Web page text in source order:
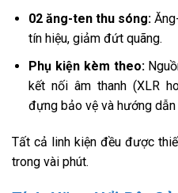
02 ăng-ten thu sóng:
tín hiệu, giảm đứt quãng.
Phụ kiện kèm theo:
kết nối âm thanh (XLR
đựng bảo vệ và hướng
Tất cả linh kiện đều được
trong vài phút.